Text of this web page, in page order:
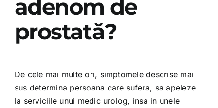
adenom de
prostată?
De cele mai multe ori, simptomele descrise mai
sus determina persoana care sufera, sa apeleze
la serviciile unui medic urolog, insa in unele